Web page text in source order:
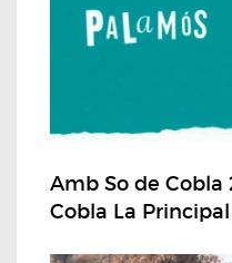
Amb So de Cobla
Cobla La